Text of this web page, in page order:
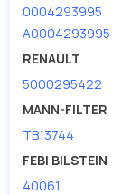
0004293995
A0004293995
RENAULT
5000295422
MANN-FILTER
TB13744
FEBI BILSTEIN
40061